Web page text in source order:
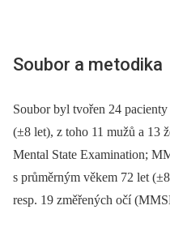
Soubor a metodika
Soubor byl tvořen 24
(±8 let), z toho 11 mužů a 13
Mental State Examination;
s průměrným věkem 72 let
resp. 19 změřených očí